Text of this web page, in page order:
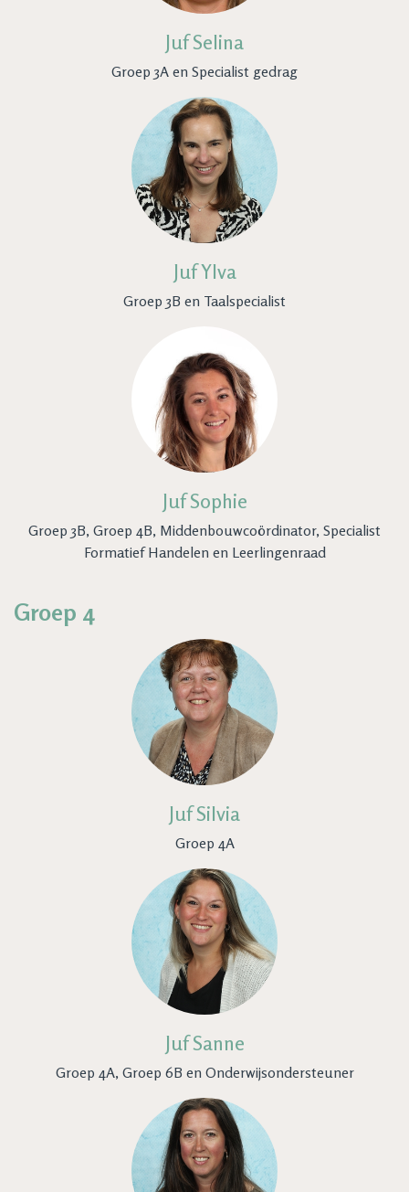
Juf Selina
Groep 3A en Specialist gedrag
Juf Ylva
Groep 3B en Taalspecialist
Juf Sophie
Groep 3B, Groep 4B, Middenbouwcoördinator, Specialist
Formatief Handelen en Leerlingenraad
Groep 4
Juf Silvia
Groep 4A
Juf Sanne
Groep 4A, Groep 6B en Onderwijsondersteuner